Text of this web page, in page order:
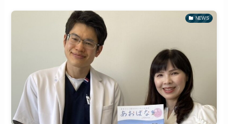
NEWS